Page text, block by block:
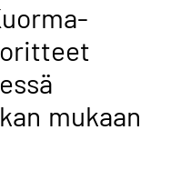
mukaan